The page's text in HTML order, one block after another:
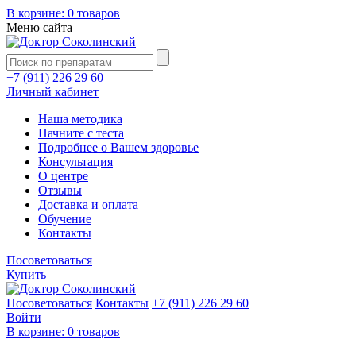
В корзине: 0 товаров
Меню сайта
+7 (911) 226 29 60
Личный кабинет
Наша методика
Начните с теста
Подробнее о Вашем здоровье
Консультация
О центре
Отзывы
Доставка и оплата
Обучение
Контакты
Посоветоваться
Купить
Посоветоваться Контакты +7 (911) 226 29 60
Войти
В корзине: 0 товаров